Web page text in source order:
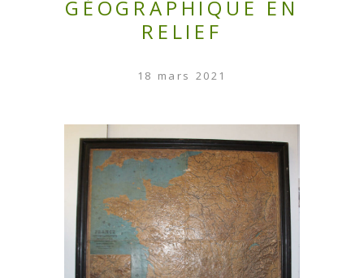
UPDATES
GÉOGRAPHIQUE EN
RELIEF
18 mars 2021